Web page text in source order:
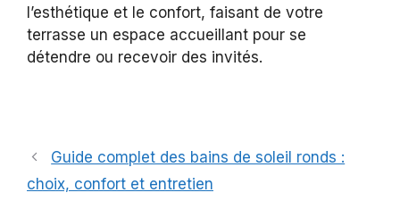
l’esthétique et le confort, faisant de votre
terrasse un espace accueillant pour se
détendre ou recevoir des invités.
Guide complet des bains de soleil ronds :
choix, confort et entretien